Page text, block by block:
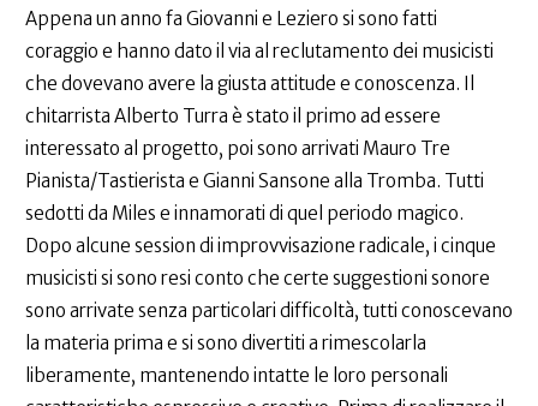
Appena un anno fa Giovanni e Leziero si sono fatti
coraggio e hanno dato il via al reclutamento dei musicisti
che dovevano avere la giusta attitude e conoscenza. Il
chitarrista Alberto Turra è stato il primo ad essere
interessato al progetto, poi sono arrivati Mauro Tre
Pianista/Tastierista e Gianni Sansone alla Tromba. Tutti
sedotti da Miles e innamorati di quel periodo magico.
Dopo alcune session di improvvisazione radicale, i cinque
musicisti si sono resi conto che certe suggestioni sonore
sono arrivate senza particolari difficoltà, tutti conoscevano
la materia prima e si sono divertiti a rimescolarla
liberamente, mantenendo intatte le loro personali